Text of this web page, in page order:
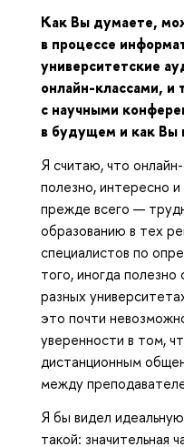
Как Вы думаете,
в процессе
университетские
онлайн-классами,
с научными
в будущем и как Вы
Я считаю, что
полезно, интересно
прежде всего —
образованию в тех
специалистов по
того, иногда полезно
разных
это почти
уверенности в том,
дистанционным
между
Я бы видел
такой: значительная